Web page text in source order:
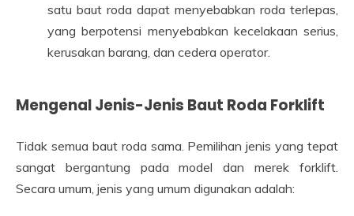
satu baut roda dapat menyebabkan roda terlepas,
yang berpotensi menyebabkan kecelakaan serius,
kerusakan barang, dan cedera operator.
Mengenal Jenis-Jenis Baut Roda Forklift
Tidak semua baut roda sama. Pemilihan jenis yang tepat
sangat bergantung pada model dan merek forklift.
Secara umum, jenis yang umum digunakan adalah: